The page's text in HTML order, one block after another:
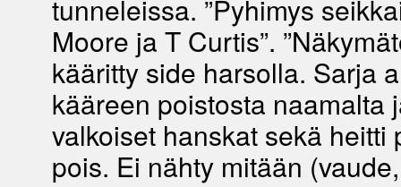
tunneleissa. ”Pyhimys
Moore ja T Curtis”.
kääritty side harsolla. Sarja
kääreen poistosta naamalta
valkoiset hanskat sekä heitti
pois. Ei nähty mitään